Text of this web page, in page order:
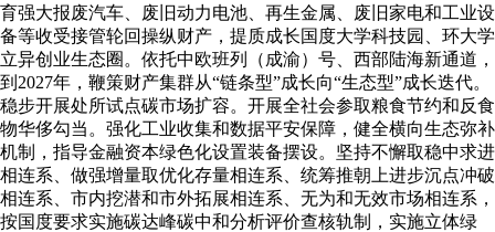
育强大报废汽车、废旧动力电池、再生金属、废旧家电和工业设
备等收受接管轮回操纵财产，提质成长国度大学科技园、环大学
立异创业生态圈。依托中欧班列（成渝）号、西部陆海新通道，
到2027年，鞭策财产集群从“链条型”成长向“生态型”成长迭代。
稳步开展处所试点碳市场扩容。开展全社会参取粮食节约和反食
物华侈勾当。强化工业收集和数据平安保障，健全横向生态弥补
机制，指导金融资本绿色化设置装备摆设。坚持不懈取稳中求进
相连系、做强增量取优化存量相连系、统筹推朝上进步沉点冲破
相连系、市内挖潜和市外拓展相连系、无为和无效市场相连系，
按国度要求实施碳达峰碳中和分析评价查核轨制，实施立体绿